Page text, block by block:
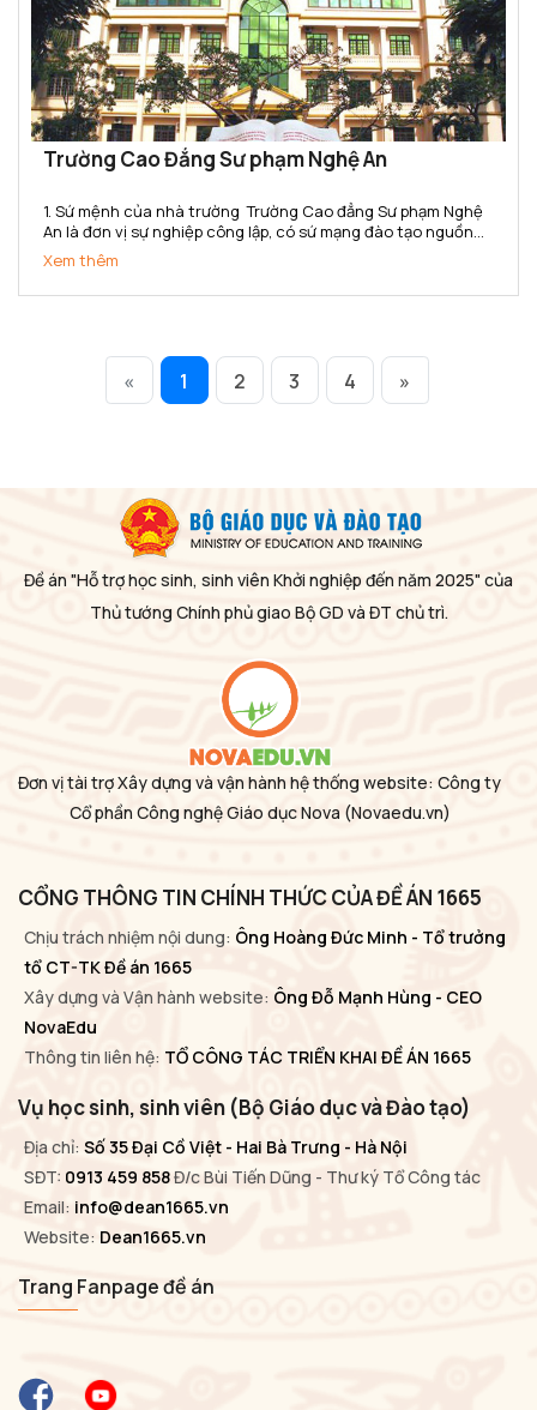
Trường Cao Đẳng Sư phạm Nghệ An
1. Sứ mệnh của nhà trường Trường Cao đẳng Sư phạm Nghệ
An là đơn vị sự nghiệp công lập, có sứ mạng đào tạo nguồn
nhân lực trình độ cao đẳng chất lượng cao; là cơ sở đào tạo,
bồi dưỡng giáo viên, cán bộ quản lý, nghiên cứu khoa...
Xem thêm
« 1 2 3 4 »
Đề án "Hỗ trợ học sinh, sinh viên Khởi nghiệp đến năm 2025" của
Thủ tướng Chính phủ giao Bộ GD và ĐT chủ trì.
Đơn vị tài trợ Xây dựng và vận hành hệ thống website: Công ty
Cổ phần Công nghệ Giáo dục Nova (Novaedu.vn)
CỔNG THÔNG TIN CHÍNH THỨC CỦA ĐỀ ÁN 1665
Chịu trách nhiệm nội dung: Ông Hoàng Đức Minh - Tổ trưởng
tổ CT-TK Đề án 1665
Xây dựng và Vận hành website: Ông Đỗ Mạnh Hùng - CEO
NovaEdu
Thông tin liên hệ: TỔ CÔNG TÁC TRIỂN KHAI ĐỀ ÁN 1665
Vụ học sinh, sinh viên (Bộ Giáo dục và Đào tạo)
Địa chỉ: Số 35 Đại Cồ Việt - Hai Bà Trưng - Hà Nội
SĐT: 0913 459 858Đ/c Bùi Tiến Dũng - Thư ký Tổ Công tác
Email: info@dean1665.vn
Website: Dean1665.vn
Trang Fanpage đề án